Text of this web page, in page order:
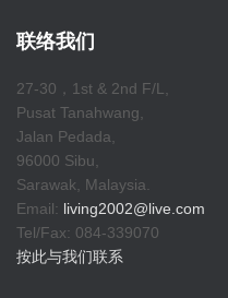
联络我们
27-30，1st & 2nd F/L,
Pusat Tanahwang,
Jalan Pedada,
96000 Sibu,
Sarawak, Malaysia.
Email: living2002@live.com
Tel/Fax: 084-339070
按此与我们联系